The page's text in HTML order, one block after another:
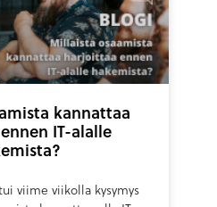
kannattaa
IT-alalle
viime viikolla kysymys